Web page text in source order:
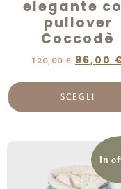
elegante
pullover
Coccodè
120,00€ 96,00
SCEGLI
In